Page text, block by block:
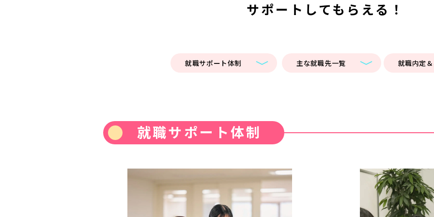
サポートしてもらえる！
就職サポート体制 主な就職先一覧 就職内定
就職サポート体制